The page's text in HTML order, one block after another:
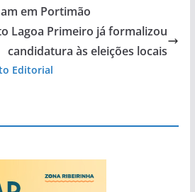
em Portimão
Lagoa Primeiro já formalizou
candidatura às eleições locais
Editorial